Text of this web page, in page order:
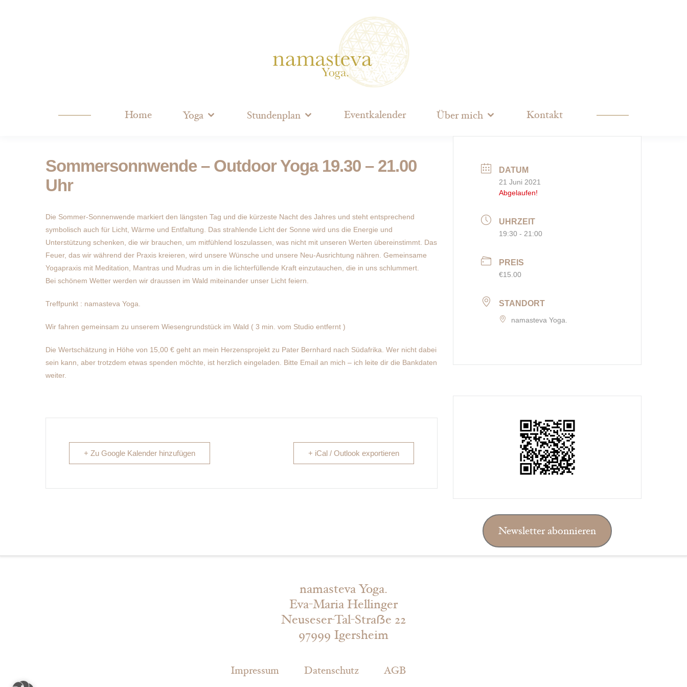
Home Yoga Stundenplan Eventkalender Über mich Kontakt
Sommersonnwende – Outdoor Yoga 19.30 – 21.00
Uhr
Die Sommer-Sonnenwende markiert den längsten Tag und die kürzeste Nacht des Jahres und steht entsprechend
symbolisch auch für Licht, Wärme und Entfaltung. Das strahlende Licht der Sonne wird uns die Energie und
Unterstützung schenken, die wir brauchen, um mitfühlend loszulassen, was nicht mit unseren Werten übereinstimmt. Das
Feuer, das wir während der Praxis kreieren, wird unsere Wünsche und unsere Neu-Ausrichtung nähren. Gemeinsame
Yogapraxis mit Meditation, Mantras und Mudras um in die lichterfüllende Kraft einzutauchen, die in uns schlummert.
Bei schönem Wetter werden wir draussen im Wald miteinander unser Licht feiern.
Treffpunkt : namasteva Yoga.
Wir fahren gemeinsam zu unserem Wiesengrundstück im Wald ( 3 min. vom Studio entfernt )
Die Wertschätzung in Höhe von 15,00 € geht an mein Herzensprojekt zu Pater Bernhard nach Südafrika. Wer nicht dabei
sein kann, aber trotzdem etwas spenden möchte, ist herzlich eingeladen. Bitte Email an mich – ich leite dir die Bankdaten
weiter.
+ Zu Google Kalender hinzufügen + iCal / Outlook exportieren
DATUM
21 Juni 2021
Abgelaufen!
UHRZEIT
19:30 - 21:00
PREIS
€15.00
STANDORT
namasteva Yoga.
Newsletter abonnieren
namasteva Yoga.
Eva-Maria Hellinger
Neuseser-Tal-Straẞe 22
97999 Igersheim
Impressum Datenschutz AGB